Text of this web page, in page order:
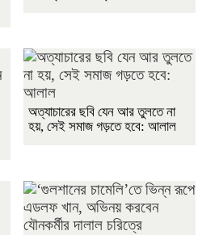
অত্যাচারের ছবি যেন আর তুলতে না
হয়, সেই সমাজ গড়তে হবে: আলাল